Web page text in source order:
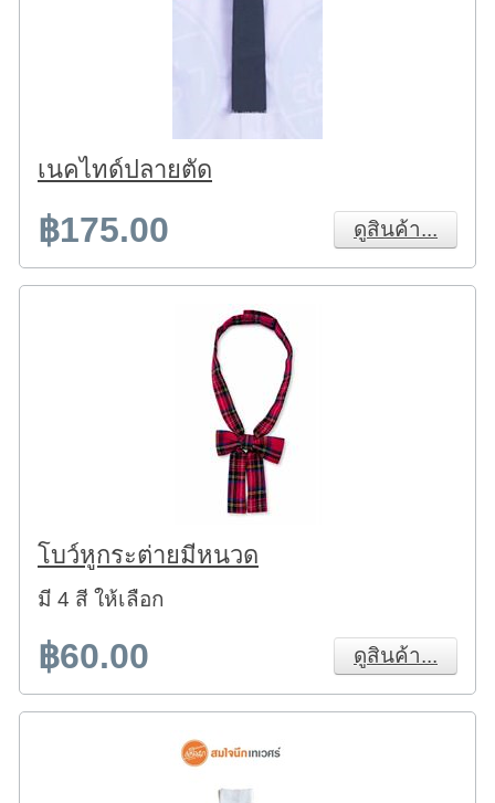
เนคไทด์ปลายตัด
฿175.00 ดูสินค้า...
โบว์หูกระต่ายมีหนวด
มี 4 สี ให้เลือก
฿60.00 ดูสินค้า...